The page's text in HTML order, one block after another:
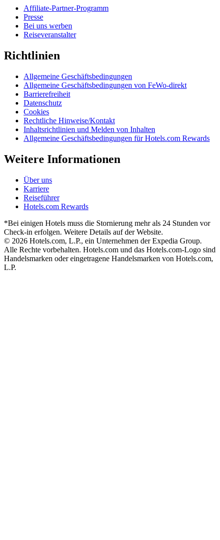
Affiliate-Partner-Programm
Presse
Bei uns werben
Reiseveranstalter
Richtlinien
Allgemeine Geschäftsbedingungen
Allgemeine Geschäftsbedingungen von FeWo-direkt
Barrierefreiheit
Datenschutz
Cookies
Rechtliche Hinweise/Kontakt
Inhaltsrichtlinien und Melden von Inhalten
Allgemeine Geschäftsbedingungen für Hotels.com Rewards
Weitere Informationen
Über uns
Karriere
Reiseführer
Hotels.com Rewards
*Bei einigen Hotels muss die Stornierung mehr als 24 Stunden vor
Check-in erfolgen. Weitere Details auf der Website.
© 2026 Hotels.com, L.P., ein Unternehmen der Expedia Group.
Alle Rechte vorbehalten. Hotels.com und das Hotels.com-Logo sind
Handelsmarken oder eingetragene Handelsmarken von Hotels.com,
L.P.